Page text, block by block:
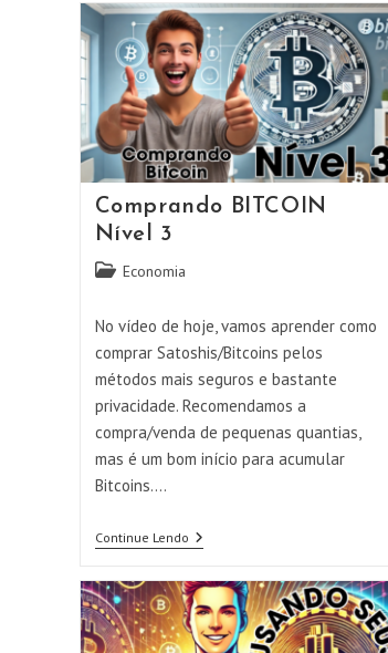
O
Problema
Da
CAMERA
Da
T-
Display
S3
PRO
Na
Da
Comprando BITCOIN
Nível 3
Categoria
post:
Economia
No vídeo de hoje, vamos aprender como
comprar Satoshis/Bitcoins pelos
métodos mais seguros e bastante
privacidade. Recomendamos a
compra/venda de pequenas quantias,
mas é um bom início para acumular
Bitcoins.…
Continue LendoComprando
BITCOIN
3